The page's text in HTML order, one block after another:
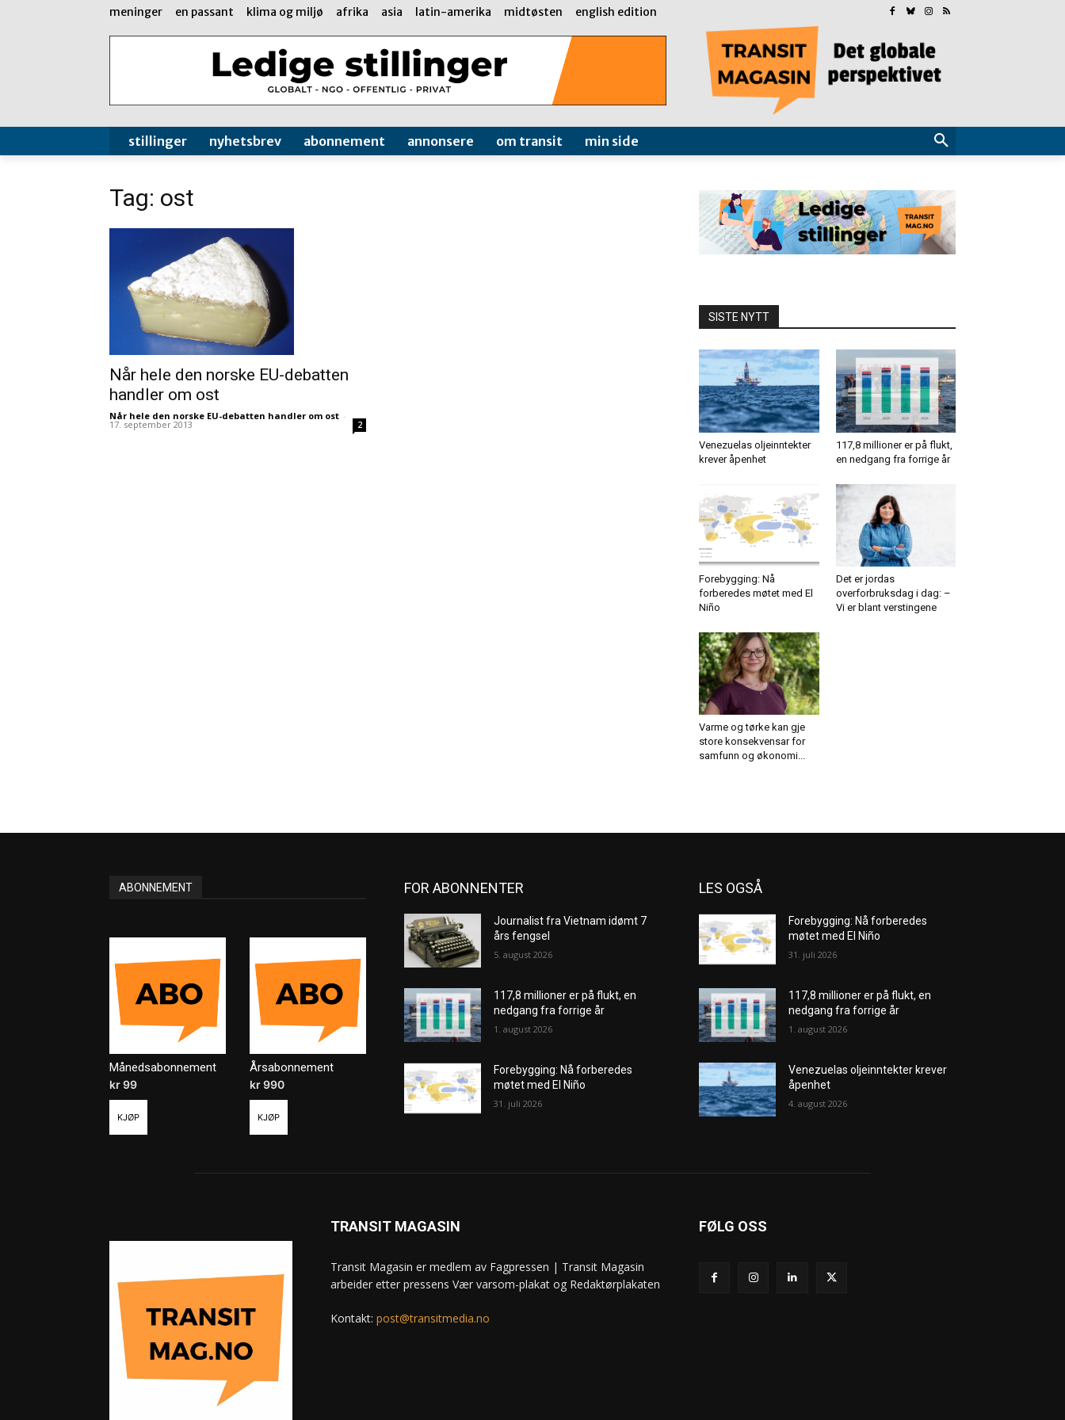
meninger en passant klima og miljø afrika asia latin-amerika midtøsten english edition
stillinger nyhetsbrev abonnement annonsere om transit min side
Tag: ost
Når hele den norske EU-debatten
handler om ost
Når hele den norske EU-debatten handler om ost -
17. september 2013 2
SISTE NYTT
Venezuelas oljeinntekter
krever åpenhet
117,8 millioner er på flukt,
en nedgang fra forrige år
Forebygging: Nå
forberedes møtet med El
Niño
Det er jordas
overforbruksdag i dag: –
Vi er blant verstingene
Varme og tørke kan gje
store konsekvensar for
samfunn og økonomi...
ABONNEMENT
Månedsabonnement
kr99
KJØP
Årsabonnement
kr990
KJØP
FOR ABONNENTER
Journalist fra Vietnam idømt 7
års fengsel
5. august 2026
117,8 millioner er på flukt, en
nedgang fra forrige år
1. august 2026
Forebygging: Nå forberedes
møtet med El Niño
31. juli 2026
LES OGSÅ
Forebygging: Nå forberedes
møtet med El Niño
31. juli 2026
117,8 millioner er på flukt, en
nedgang fra forrige år
1. august 2026
Venezuelas oljeinntekter krever
åpenhet
4. august 2026
TRANSIT MAGASIN
Transit Magasin er medlem av Fagpressen | Transit Magasin
arbeider etter pressens Vær varsom-plakat og Redaktørplakaten
Kontakt: post@transitmedia.no
FØLG OSS